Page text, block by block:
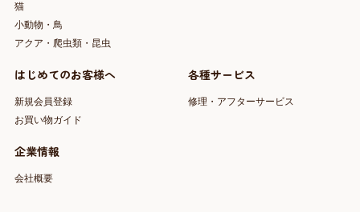
猫
小動物・鳥
アクア・爬虫類・昆虫
はじめてのお客様へ
新規会員登録
お買い物ガイド
各種サービス
修理・アフターサービス
企業情報
会社概要